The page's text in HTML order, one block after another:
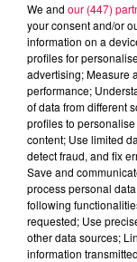
podcasts/2025/
We and our (447)
your consent and/or
information on a
profiles for
advertising; Measure
performance;
of data from different
profiles to
content; Use limited
detect fraud, and fix
Save and
process personal
following
requested; Use
other data sources;
information